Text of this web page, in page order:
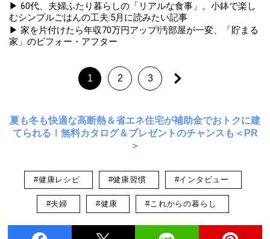
▶ 60代、夫婦ふたり暮らしの「リアルな食事」。小鉢で楽し
むシンプルごはんの工夫:5月に読みたい記事
▶ 家を片付けたら年収70万円アップ!汚部屋が一変、「貯まる
家」のビフォー・アフター
1 2 3
夏も冬も快適な高断熱＆省エネ住宅が補助金でおトクに建
てられる！無料カタログ＆プレゼントのチャンスも＜PR
＞
#健康レシピ #健康習慣 #インタビュー
#夫婦 #健康 #これからの暮らし